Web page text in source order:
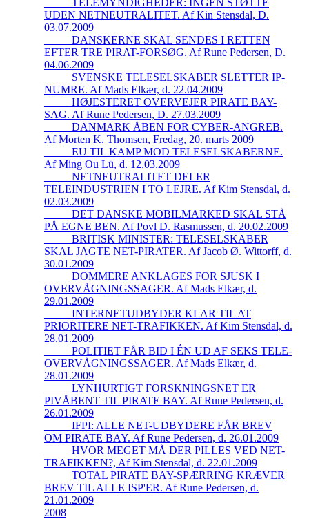
_____TELEMYNDIGHEDER: INGEN STØTTE
UDEN NETNEUTRALITET. Af Kin Stensdal, D.
03.07.2009
_____DANSKERNE SKAL SENDES I RETTEN
EFTER TRE PIRAT-FORSØG. Af Rune Pedersen, D.
04.06.2009
_____SVENSKE TELESELSKABER SLETTER IP-
NUMRE. Af Mads Elkær, d. 22.04.2009
_____HØJESTERET OVERVEJER PIRATE BAY-
SAG. Af Rune Pedersen, D. 27.03.2009
_____DANMARK ÅBEN FOR CYBER-ANGREB.
Af Morten K. Thomsen, Fredag, 20. marts 2009
_____EU TIL KAMP MOD TELESELSKABERNE.
Af Ming Ou Lü, d. 12.03.2009
_____NETNEUTRALITET DELER
TELEINDUSTRIEN I TO LEJRE. Af Kim Stensdal, d.
02.03.2009
_____DET DANSKE MOBILMARKED SKAL STÅ
PÅ EGNE BEN. Af Povl D. Rasmussen, d. 20.02.2009
_____BRITISK MINISTER: TELESELSKABER
SKAL JAGTE NET-PIRATER. Af Jacob Ø. Wittorff, d.
30.01.2009
_____DOMMERE ANKLAGES FOR SJUSK I
OVERVÅGNINGSSAGER. Af Mads Elkær, d.
29.01.2009
_____INTERNETUDBYDER KLAR TIL AT
PRIORITERE NET-TRAFIKKEN. Af Kim Stensdal, d.
28.01.2009
_____POLITIET FÅR BID I ÉN UD AF SEKS TELE-
OVERVÅGNINGSSAGER. Af Mads Elkær, d.
28.01.2009
_____LYNHURTIGT FORSKNINGSNET ER
PIVÅBENT TIL PIRATE BAY. Af Rune Pedersen, d.
26.01.2009
_____IFPI: ALLE NET-UDBYDERE FÅR BREV
OM PIRATE BAY. Af Rune Pedersen, d. 26.01.2009
_____HVOR MEGET MÅ DER PILLES VED NET-
TRAFIKKEN?, Af Kim Stensdal, d. 22.01.2009
_____TOTAL PIRATE BAY-SPÆRRING KRÆVER
BREV TIL ALLE ISP'ER. Af Rune Pedersen, d.
21.01.2009
2008